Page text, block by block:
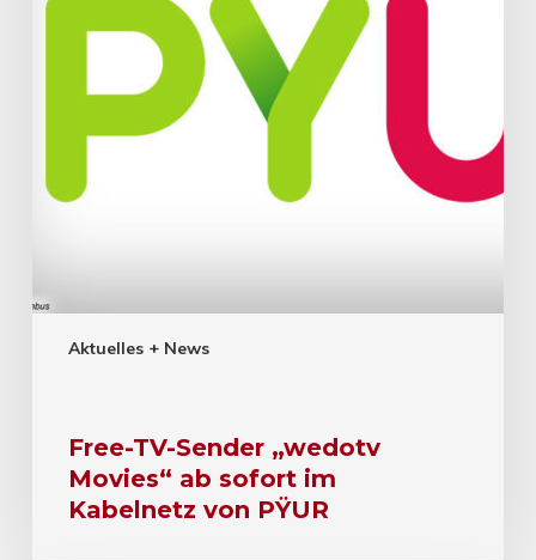
Aktuelles + News
Free-TV-Sender „wedotv
Movies“ ab sofort im
Kabelnetz von PŸUR